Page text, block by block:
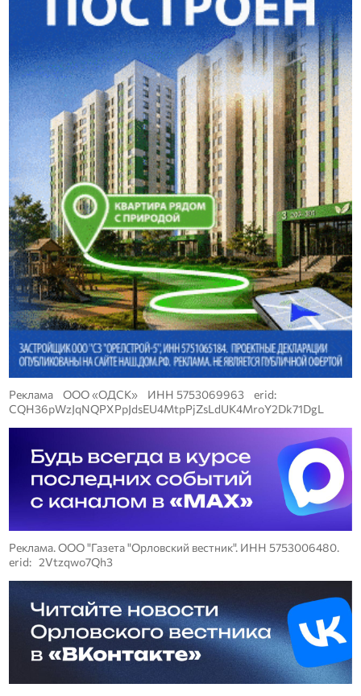
Реклама ООО «ОДСК» ИНН 5753069963 erid:
CQH36pWzJqNQPXPpJdsEU4MtpPjZsLdUK4MroY2Dk71DgL
Реклама. ООО "Газета "Орловский вестник". ИНН 5753006480.
erid: 2Vtzqwo7Qh3